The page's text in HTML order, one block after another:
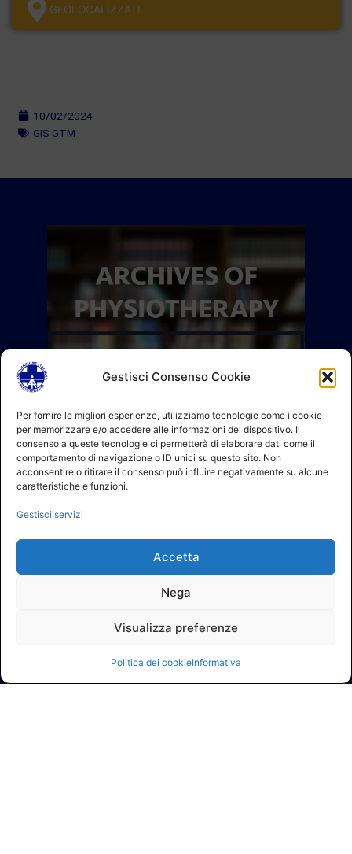
Gestisci Consenso Cookie
Per fornire le migliori esperienze, utilizziamo tecnologie come i cookie
per memorizzare e/o accedere alle informazioni del dispositivo. Il
consenso a queste tecnologie ci permetterà di elaborare dati come il
comportamento di navigazione o ID unici su questo sito. Non
acconsentire o ritirare il consenso può influire negativamente su alcune
caratteristiche e funzioni.
Gestisci servizi
Accetta
Nega
Visualizza preferenze
Politica dei cookieInformativa
GEOLOCALÌZZATI
10/02/2024
GIS GTM